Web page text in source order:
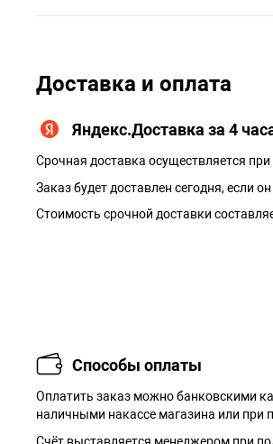
Доставка и оплата
Яндекс.Доставка за 4
Срочная доставка осуществляется при
Заказ будет доставлен сегодня, если
Стоимость срочной доставки
Способы оплаты
Оплатить заказ можно банковскими
наличными накассе магазина или при